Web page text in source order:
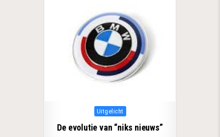
Posted in
Uitgelicht
De evolutie van “niks nieuws”